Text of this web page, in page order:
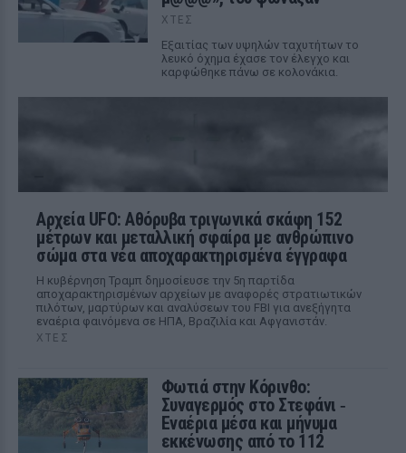
ΧΤΕΣ
Εξαιτίας των υψηλών ταχυτήτων το
λευκό όχημα έχασε τον έλεγχο και
καρφώθηκε πάνω σε κολονάκια.
Αρχεία UFO: Αθόρυβα τριγωνικά σκάφη 152
μέτρων και μεταλλική σφαίρα με ανθρώπινο
σώμα στα νέα αποχαρακτηρισμένα έγγραφα
Η κυβέρνηση Τραμπ δημοσίευσε την 5η παρτίδα
αποχαρακτηρισμένων αρχείων με αναφορές στρατιωτικών
πιλότων, μαρτύρων και αναλύσεων του FBI για ανεξήγητα
εναέρια φαινόμενα σε ΗΠΑ, Βραζιλία και Αφγανιστάν.
ΧΤΕΣ
Φωτιά στην Κόρινθο:
Συναγερμός στο Στεφάνι ‑
Εναέρια μέσα και μήνυμα
εκκένωσης από το 112